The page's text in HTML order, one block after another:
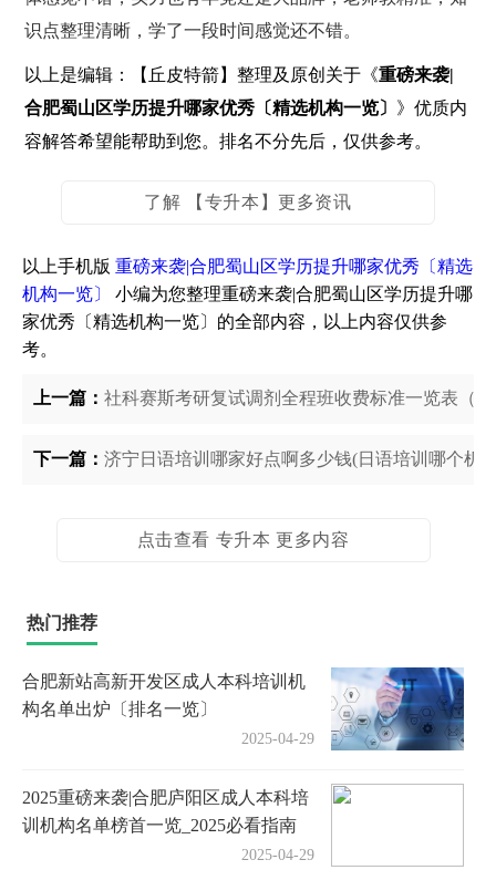
识点整理清晰，学了一段时间感觉还不错。
以上是编辑：【丘皮特箭】整理及原创关于《重磅来袭|
合肥蜀山区学历提升哪家优秀〔精选机构一览〕 》优质内
容解答希望能帮助到您。排名不分先后，仅供参考。
了解 【专升本】更多资讯
以上手机版 重磅来袭|合肥蜀山区学历提升哪家优秀〔精选
机构一览〕
小编为您整理重磅来袭|合肥蜀山区学历提升哪
家优秀〔精选机构一览〕的全部内容，以上内容仅供参
考。
上一篇： 社科赛斯考研复试调剂全程班收费标准一览表（
下一篇： 济宁日语培训哪家好点啊多少钱(日语培训哪个机
点击查看 专升本 更多内容
热门推荐
合肥新站高新开发区成人本科培训机
构名单出炉〔排名一览〕
2025-04-29
2025重磅来袭|合肥庐阳区成人本科培
训机构名单榜首一览_2025必看指南
2025-04-29